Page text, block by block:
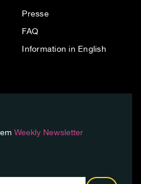
Presse
FAQ
Information in English
Weekly Newsletter